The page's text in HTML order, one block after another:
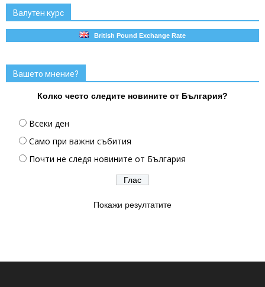
Валутен курс
British Pound Exchange Rate
Вашето мнение?
Колко често следите новините от България?
Всеки ден
Само при важни събития
Почти не следя новините от България
Покажи резултатите